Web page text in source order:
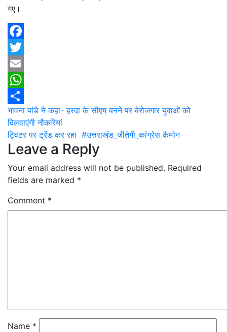
गए।
Facebook
Twitter
Email
WhatsApp
Share
Post
navigation
भावना पांडे ने कहा- हरदा के सीएम बनने पर बेरोजगार युवाओं को
दिलवाएंगी नौकरियां
ट्विटर पर ट्रेंड कर रहा #उत्तराखंड_जीतेगी_कांग्रेस कैम्पेन
Leave a Reply
Your email address will not be published. Required
fields are marked *
Comment *
Name *